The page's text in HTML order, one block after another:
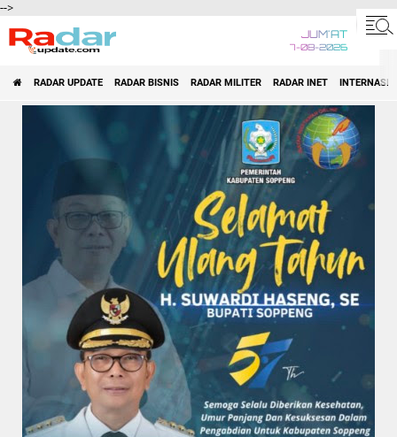
-->
JUM'AT
7-08-2026
RADAR UPDATE RADAR BISNIS RADAR MILITER RADAR INET